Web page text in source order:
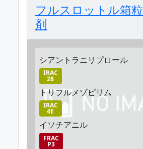
フルスロットル箱粒
剤
シアントラニリプロール
IRAC
28
トリフルメゾピリム
IRAC
4E
イソチアニル
FRAC
P3